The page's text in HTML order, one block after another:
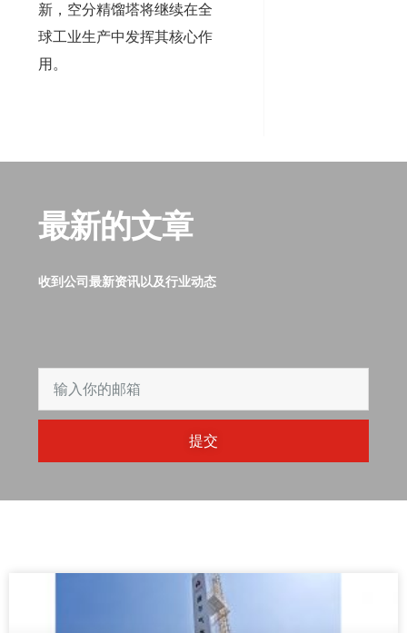
新，空分精馏塔将继续在全
球工业生产中发挥其核心作
用。
最新的文章
收到公司最新资讯以及行业动态
提交